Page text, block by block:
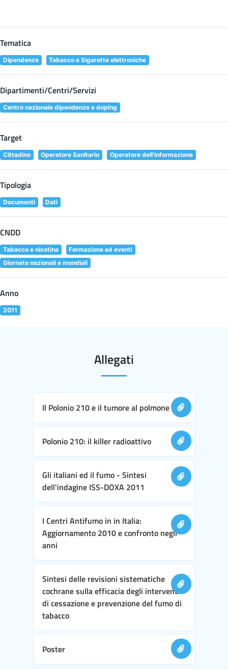
Tematica
Dipendenze Tabacco e Sigarette elettroniche
Dipartimenti/Centri/Servizi
Centro nazionale dipendenze e doping
Target
Cittadino Operatore Sanitario Operatore dell'informazione
Tipologia
Documenti Dati
CNDD
Tabacco e nicotina
Formazione ed eventi
Giornate nazionali e mondiali
Anno
2011
Allegati
Il Polonio 210 e il tumore al polmone
Polonio 210: il killer radioattivo
Gli italiani ed il fumo - Sintesi
dell'indagine ISS-DOXA 2011
I Centri Antifumo in in Italia:
Aggiornamento 2010 e confronto negli
anni
Sintesi delle revisioni sistematiche
cochrane sulla efficacia degli interventi
di cessazione e prevenzione del fumo di
tabacco
Poster